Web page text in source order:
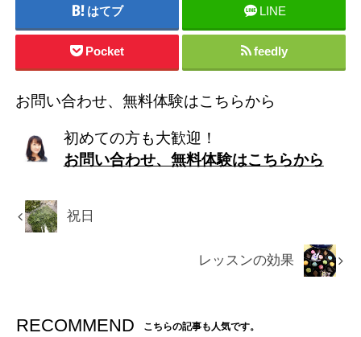
はてブ LINE
Pocket feedly
お問い合わせ、無料体験はこちらから
初めての方も大歓迎！
お問い合わせ、無料体験はこちらから
祝日
レッスンの効果
RECOMMEND こちらの記事も人気です。